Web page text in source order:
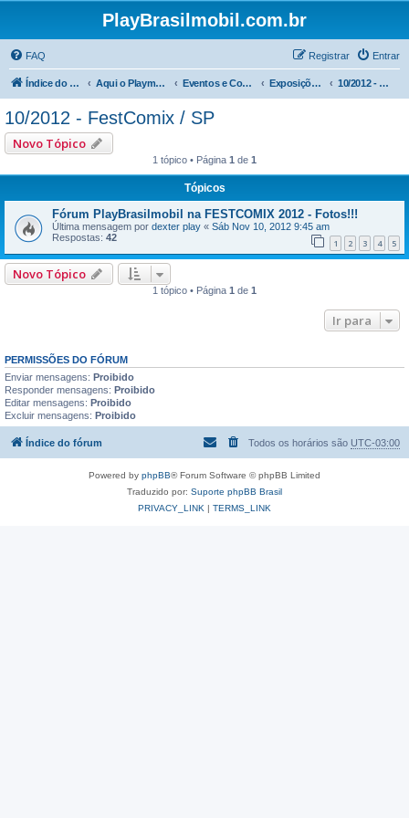
PlayBrasilmobil.com.br
FAQ Entrar
Registrar
Índice do fórum Aqui o Playmobil é notícia ! Eventos e Comemorações Exposições FESTCOMIX / SP 10/2012 - FestComix / SP
10/2012 - FestComix / SP
Novo Tópico
1 tópico • Página 1 de 1
Tópicos
Fórum PlayBrasilmobil na FESTCOMIX 2012 - Fotos!!!
Última mensagem por dexter play « Sáb Nov 10, 2012 9:45 am
Respostas: 42 1 2 3 4 5
Novo Tópico
1 tópico • Página 1 de 1
Ir para
PERMISSÕES DO FÓRUM
Enviar mensagens: Proibido
Responder mensagens: Proibido
Editar mensagens: Proibido
Excluir mensagens: Proibido
Índice do fórum Todos os horários são UTC-03:00
Powered by phpBB® Forum Software © phpBB Limited
Traduzido por: Suporte phpBB Brasil
PRIVACY_LINK | TERMS_LINK